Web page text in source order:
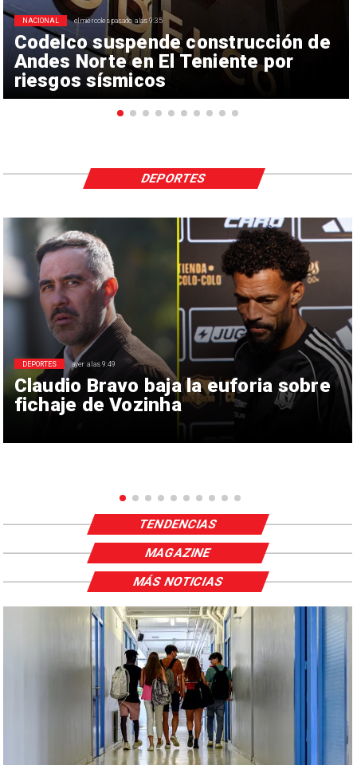
Codelco suspende construcción de
Andes Norte en El Teniente por
riesgos sísmicos
NACIONAL el miércoles pasado a las 9:35
Claudio Bravo baja la euforia sobre
fichaje de Vozinha
DEPORTES ayer a las 9:49
DEPORTES
TENDENCIAS
MAGAZINE
MÁS NOTICIAS